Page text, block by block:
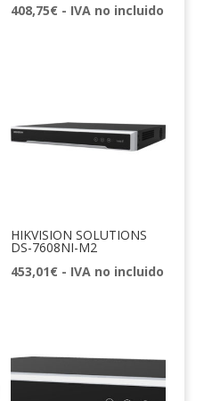
408,75€ - IVA no incluido
HIKVISION SOLUTIONS
DS-7608NI-M2
453,01€ - IVA no incluido